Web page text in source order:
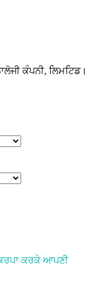
ਕੰਪਨੀ, ਲਿਮਟਿਡ।
ਕਰਕੇ ਆਪਣੀ